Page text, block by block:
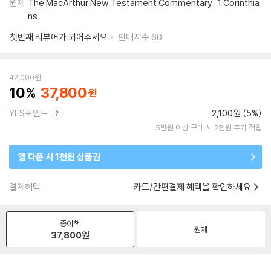
원제 The MacArthur New Testament Commentary_1 Corinthia
ns
첫번째 리뷰어가 되어주세요
판매지수 60
42,000원
10 37,800
YES포인트 2,100원 (5%)
5만원 이상 구매 시 2천원 추가 적립
앱 다운 시 1천원 상품권
결제혜택 카드/간편결제 혜택을 확인하세요
종이책
37,800원 원제